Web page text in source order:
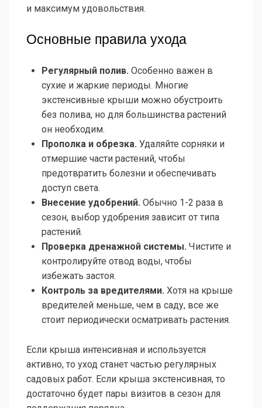
и максимум удовольствия.
Основные правила ухода
Регулярный полив. Особенно важен в
сухие и жаркие периоды. Многие
экстенсивные крыши можно обустроить
без полива, но для большинства растений
он необходим.
Прополка и обрезка. Удаляйте сорняки и
отмершие части растений, чтобы
предотвратить болезни и обеспечивать
доступ света.
Внесение удобрений. Обычно 1-2 раза в
сезон, выбор удобрения зависит от типа
растений.
Проверка дренажной системы. Чистите и
контролируйте отвод воды, чтобы
избежать застоя.
Контроль за вредителями. Хотя на крыше
вредителей меньше, чем в саду, все же
стоит периодически осматривать растения.
Если крыша интенсивная и используется
активно, то уход станет частью регулярных
садовых работ. Если крыша экстенсивная, то
достаточно будет пары визитов в сезон для